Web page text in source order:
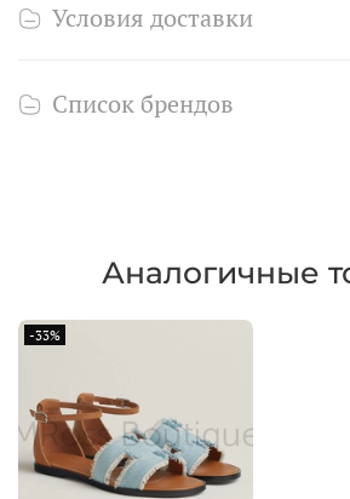
Условия доставки
Список брендов
Аналогичные
-33%